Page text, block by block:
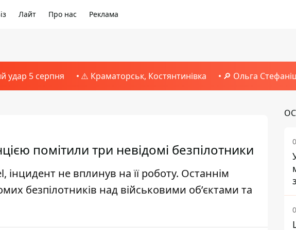
Лайт Про нас Реклама
удар 5 серпня ⚠️ Краматорськ, Костянтинівка 🔎 Ольга
помітили три невідомі безпілотники
інцидент не вплинув на її роботу. Останнім
безпілотників над військовими об’єктами та